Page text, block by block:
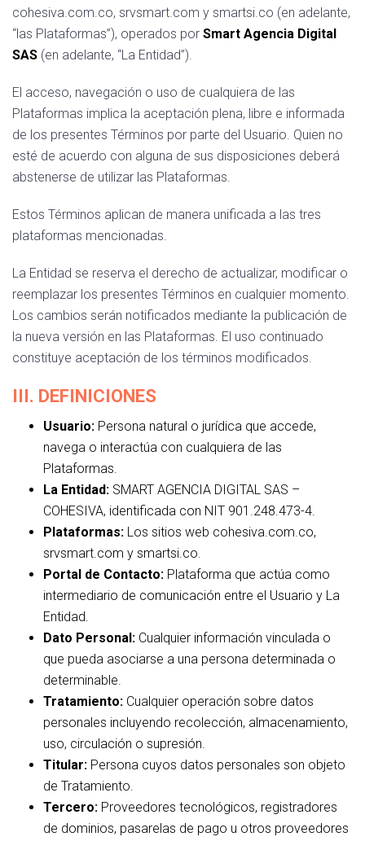
cohesiva.com.co, srvsmart.com y smartsi.co (en adelante,
“las Plataformas”), operados por Smart Agencia Digital
SAS (en adelante, “La Entidad”).
El acceso, navegación o uso de cualquiera de las
Plataformas implica la aceptación plena, libre e informada
de los presentes Términos por parte del Usuario. Quien no
esté de acuerdo con alguna de sus disposiciones deberá
abstenerse de utilizar las Plataformas.
Estos Términos aplican de manera unificada a las tres
plataformas mencionadas.
La Entidad se reserva el derecho de actualizar, modificar o
reemplazar los presentes Términos en cualquier momento.
Los cambios serán notificados mediante la publicación de
la nueva versión en las Plataformas. El uso continuado
constituye aceptación de los términos modificados.
III. DEFINICIONES
Usuario:Persona natural o jurídica que accede,
navega o interactúa con cualquiera de las
Plataformas.
La Entidad:SMART AGENCIA DIGITAL SAS –
COHESIVA, identificada con NIT 901.248.473-4.
Plataformas:Los sitios web cohesiva.com.co,
srvsmart.com y smartsi.co.
Portal de Contacto:Plataforma que actúa como
intermediario de comunicación entre el Usuario y La
Entidad.
Dato Personal:Cualquier información vinculada o
que pueda asociarse a una persona determinada o
determinable.
Tratamiento:Cualquier operación sobre datos
personales incluyendo recolección, almacenamiento,
uso, circulación o supresión.
Titular:Persona cuyos datos personales son objeto
de Tratamiento.
Tercero:Proveedores tecnológicos, registradores
de dominios, pasarelas de pago u otros proveedores